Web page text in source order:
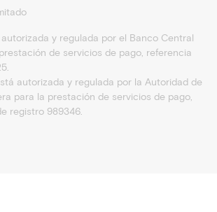
y regulada por el Banco Central
de servicios de pago, referencia
autorizada y regulada por la Autoridad de
para la prestación de servicios de pago,
registro 989346.